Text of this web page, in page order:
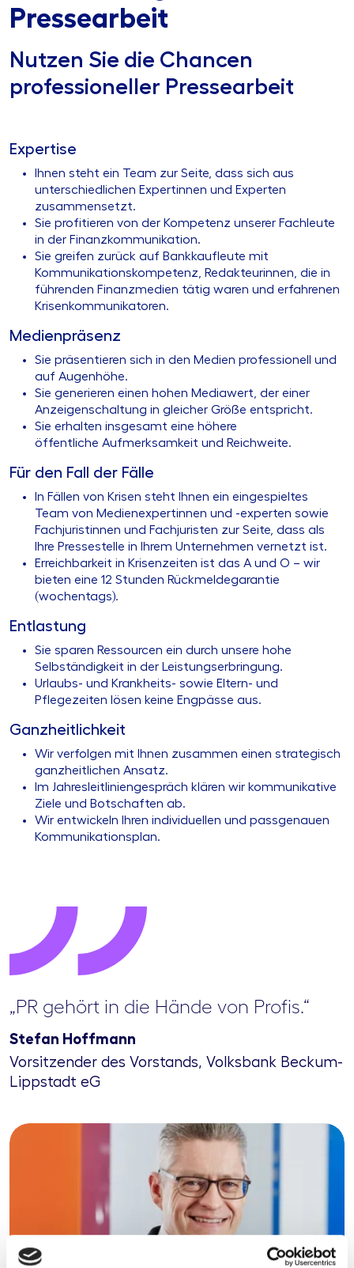
Pressearbeit
Nutzen Sie die Chancen
professioneller Pressearbeit
Expertise
Ihnen steht ein Team zur Seite, dass sich aus
unterschiedlichen Expertinnen und Experten
zusammensetzt.
Sie profitieren von der Kompetenz unserer Fachleute
in der Finanzkommunikation.
Sie greifen zurück auf Bankkaufleute mit
Kommunikationskompetenz, Redakteurinnen, die in
führenden Finanzmedien tätig waren und erfahrenen
Krisenkommunikatoren.
Medienpräsenz
Sie präsentieren sich in den Medien professionell und
auf Augenhöhe.
Sie generieren einen hohen Mediawert, der einer
Anzeigenschaltung in gleicher Größe entspricht.
Sie erhalten insgesamt eine höhere
öffentliche Aufmerksamkeit und Reichweite.​
Für den Fall der Fälle​
In Fällen von Krisen steht Ihnen ein eingespieltes
Team von Medienexpertinnen und -experten sowie
Fachjuristinnen und Fachjuristen zur Seite, dass als
Ihre Pressestelle in Ihrem Unternehmen vernetzt ist.
Erreichbarkeit in Krisenzeiten ist das A und O – wir
bieten eine 12 Stunden Rückmeldegarantie
(wochentags).
Entlastung
Sie sparen Ressourcen ein durch unsere hohe
Selbständigkeit in der Leistungserbringung.
Urlaubs- und Krankheits- sowie Eltern- und
Pflegezeiten lösen keine Engpässe aus.
Ganzheitlichkeit
Wir verfolgen mit Ihnen zusammen einen strategisch
ganzheitlichen Ansatz.
Im Jahresleitliniengespräch klären wir kommunikative
Ziele und Botschaften ab.
Wir entwickeln Ihren individuellen und passgenauen
Kommunikationsplan.
„PR gehört in die Hände von Profis.“
Stefan Hoffmann
Vorsitzender des Vorstands, Volksbank Beckum-
Lippstadt eG